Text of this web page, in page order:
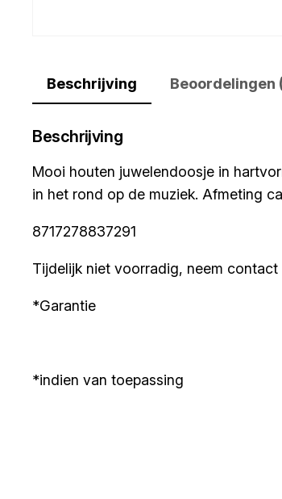
Beschrijving Beoordelingen
Beschrijving
Mooi houten juwelendoosje in
in het rond op de muziek. Afmeting
8717278837291
Tijdelijk niet voorradig, neem
*Garantie
*indien van toepassing